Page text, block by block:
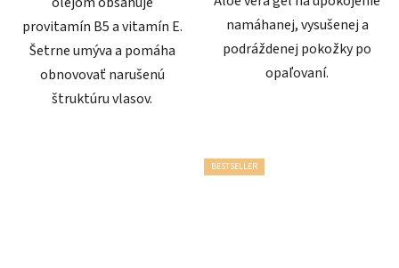
provitamín B5 a vitamín E.
Šetrne umýva a pomáha
obnovovať narušenú
štruktúru vlasov.
namáhanej, vysušenej a
podráždenej pokožky po
opaľovaní.
BESTSELLER